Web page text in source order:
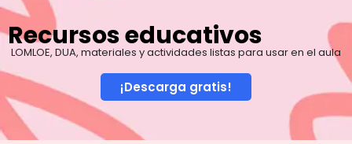
Recursos educativos
LOMLOE, DUA, materiales y actividades listas para usar en el aula
¡Descarga gratis!